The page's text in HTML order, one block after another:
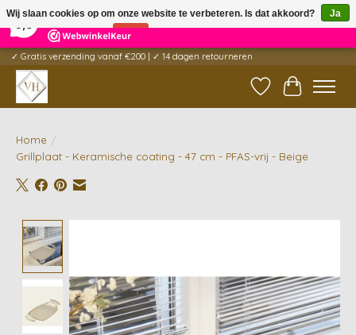
5 Reviews ×
✓ Gratis verzending vanaf €200 | ✓ 14 dagen retourneren
Verlanglijst
Home /
Grillplaat - Keramische coating - 47 cm - PFAS-vrij - Beige
Wij slaan cookies op om onze website te verbeteren. Is dat akkoord?
Ja
Nee